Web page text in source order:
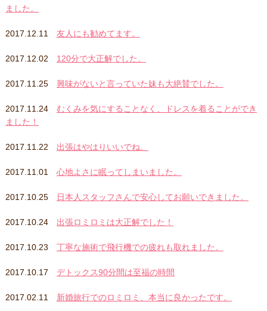
ました。
2017.12.11 友人にも勧めてます。
2017.12.02 120分で大正解でした。
2017.11.25 興味がないと言っていた妹も大絶賛でした。
2017.11.24
むくみを気にすることなく、ドレスを着ることができ
ました！
2017.11.22 出張はやはりいいでね。
2017.11.01 心地よさに眠ってしまいました。
2017.10.25 日本人スタッフさんで安心してお願いできました。
2017.10.24 出張ロミロミは大正解でした！
2017.10.23 丁寧な施術で飛行機での疲れも取れました。
2017.10.17 デトックス90分間は至福の時間
2017.02.11 新婚旅行でのロミロミ、本当に良かったです。